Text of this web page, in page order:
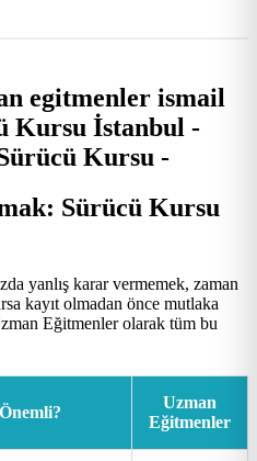
Sürücü Kursu
yanlış karar vermemek, zaman
kayıt olmadan önce mutlaka
Eğitmenler olarak tüm bu
Uzman
Eğitmenler